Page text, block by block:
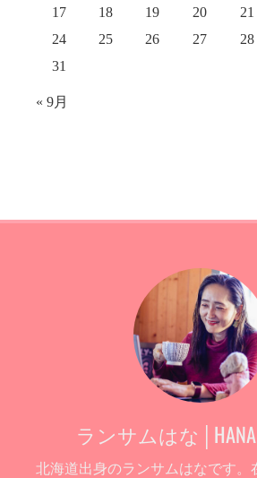
17
18 19 20 21
24
25 26 27 28
31
« 9月
ランサムはな│HANA
北海道出身のランサムはなです。